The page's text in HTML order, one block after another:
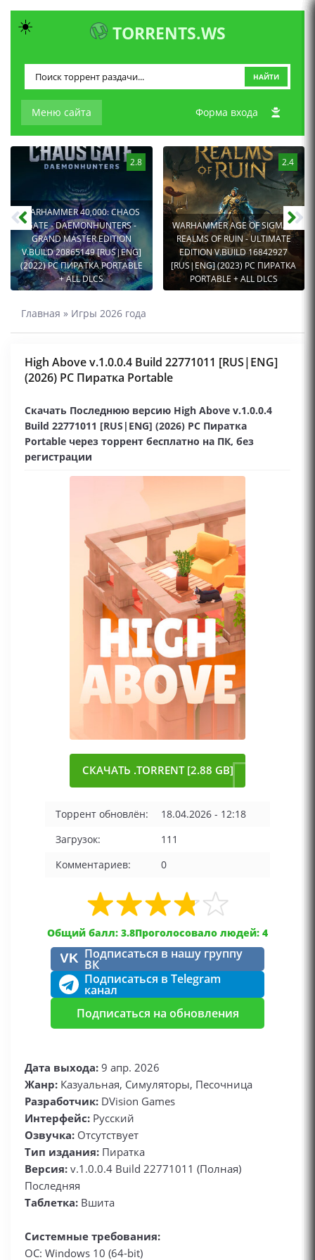
TORRENTS.WS
Меню сайта
НАЙТИ
Форма входа
2.8
WARHAMMER 40,000: CHAOS
GATE - DAEMONHUNTERS -
GRAND MASTER EDITION
V.BUILD 20865149 [RUS|ENG]
(2022) PC ПИРАТКА PORTABLE
+ ALL DLCS
2.4
WARHAMMER AGE OF SIGMAR:
REALMS OF RUIN - ULTIMATE
EDITION V.BUILD 16842927
[RUS|ENG] (2023) PC ПИРАТКА
PORTABLE + ALL DLCS
Главная » Игры 2026 года
High Above v.1.0.0.4 Build 22771011 [RUS|ENG]
(2026) PC Пиратка Portable
Скачать Последнюю версию High Above v.1.0.0.4
Build 22771011 [RUS|ENG] (2026) PC Пиратка
Portable через торрент бесплатно на ПК, без
регистрации
СКАЧАТЬ .TORRENT [2.88 GB]
Торрент обновлён:
18.04.2026 - 12:18
Загрузок:
111
Комментариев:
0
Общий балл: 3.8Проголосовало людей: 4
VK Подписаться в нашу группу
ВК
Подписаться в Telegram
канал
Подписаться на обновления
Дата выхода: 9 апр. 2026
Жанр: Казуальная, Симуляторы, Песочница
Разработчик: DVision Games
Интерфейс: Русский
Озвучка: Отсутствует
Тип издания: Пиратка
Версия: v.1.0.0.4 Build 22771011 (Полная)
Последняя
Таблетка: Вшита
Системные требования:
ОС: Windows 10 (64-bit)
☀️